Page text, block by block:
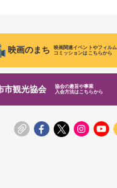
映画のまち
映画関連イベントやフィルム
コミッションはこちらから
市観光協会
協会の趣旨や事業
入会方法はこちらから